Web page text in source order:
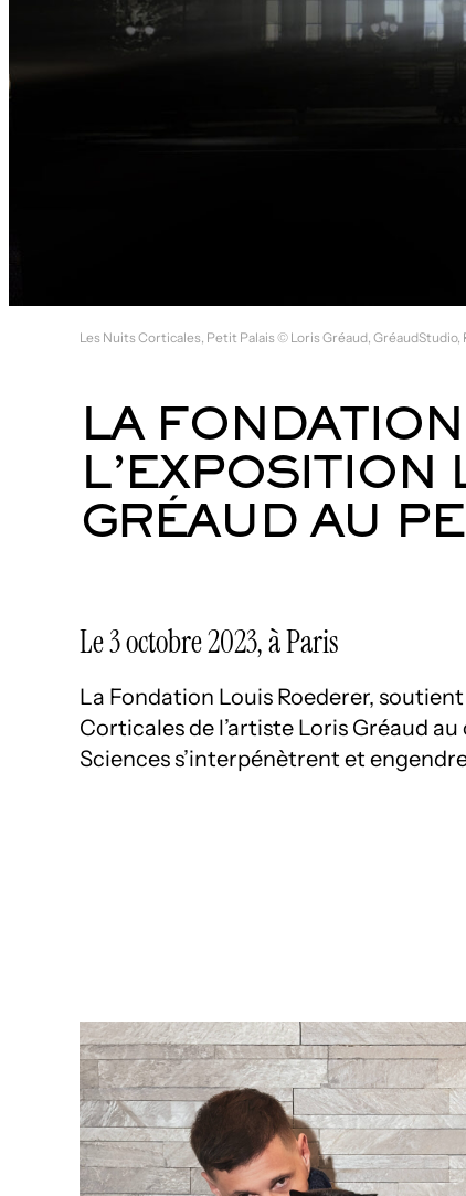
Les Nuits Corticales, Petit Palais © Loris Gréaud, GréaudStudio,
LA
L’EXPOSITION
GRÉAUD AU
Le 3 octobre 2023, à Paris
La Fondation Louis Roederer,
Corticales de l’artiste Loris Gréaud
Sciences s’interpénètrent et